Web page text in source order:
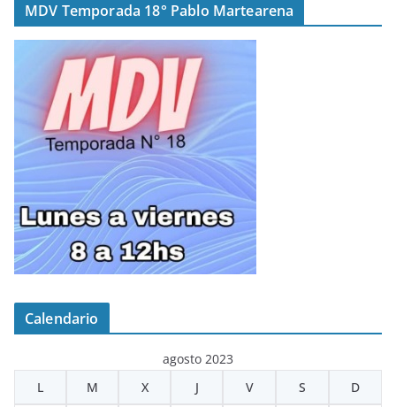
MDV Temporada 18° Pablo Martearena
Calendario
agosto 2023
L
M X J V S D